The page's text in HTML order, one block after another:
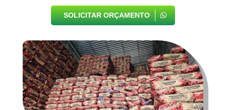
SOLICITAR ORÇAMENTO